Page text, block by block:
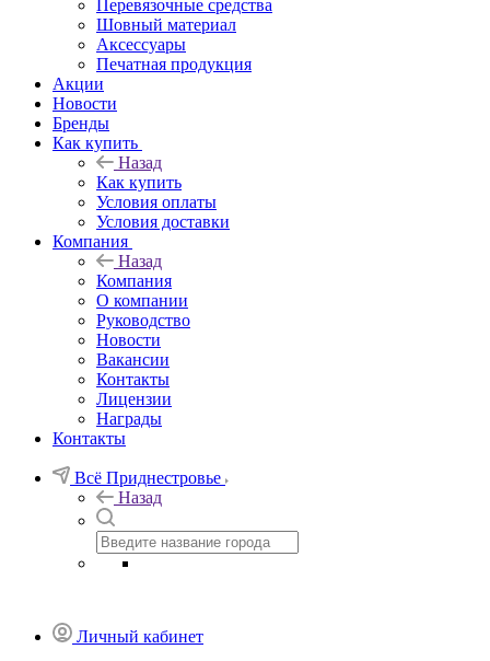
Перевязочные средства
Шовный материал
Аксессуары
Печатная продукция
Акции
Новости
Бренды
Как купить
Назад
Как купить
Условия оплаты
Условия доставки
Компания
Назад
Компания
О компании
Руководство
Новости
Вакансии
Контакты
Лицензии
Награды
Контакты
Всё Приднестровье
Назад
Личный кабинет